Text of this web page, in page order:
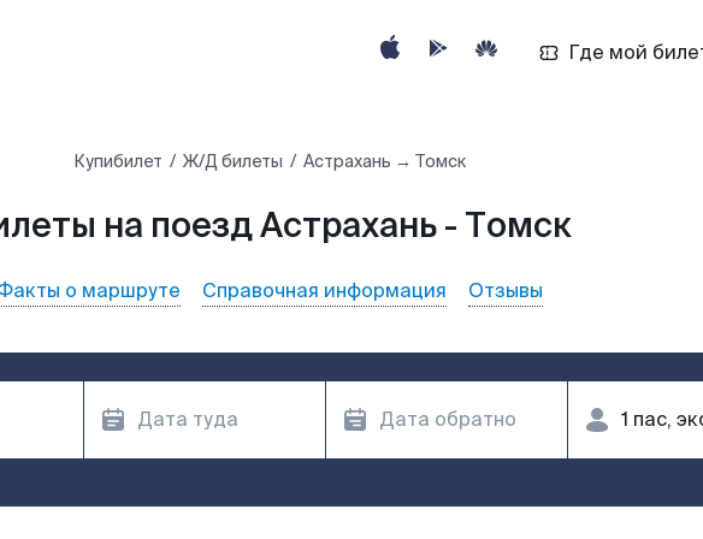
Где мой
Купибилет Ж/Д билеты Астрахань → Томск
на поезд Астрахань - Томск
о маршруте Справочная информация Отзывы